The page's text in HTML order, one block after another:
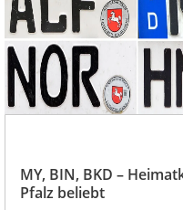
MY, BIN, BKD –
Pfalz beliebt